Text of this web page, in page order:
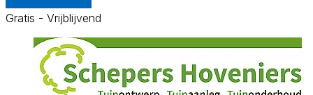
Gratis - Vrijblijvend